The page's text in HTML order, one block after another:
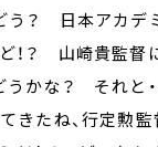
う？ 日本アカデ
！？ 山崎貴監督
かな？ それと・
てきたね、行定勲